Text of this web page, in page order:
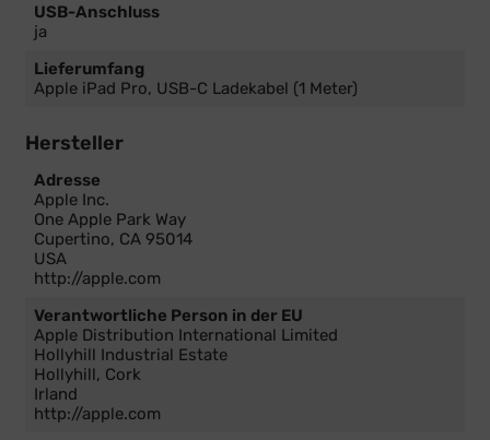
USB-Anschluss
ja
Lieferumfang
Apple iPad Pro, USB-C Ladekabel (1 Meter)
Hersteller
Adresse
Apple Inc.
One Apple Park Way
Cupertino, CA 95014
USA
http://apple.com
Verantwortliche Person in der EU
Apple Distribution International Limited
Hollyhill Industrial Estate
Hollyhill, Cork
Irland
http://apple.com